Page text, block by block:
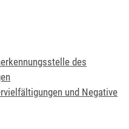
des
und Negative